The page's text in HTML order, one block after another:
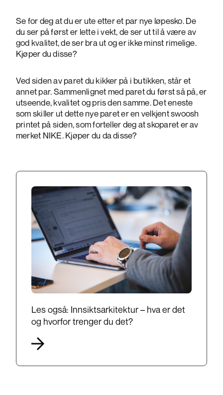
Se for deg at du er ute etter et par nye løpesko. De
du ser på først er lette i vekt, de ser ut til å være av
god kvalitet, de ser bra ut og er ikke minst rimelige.
Kjøper du disse?
Ved siden av paret du kikker på i butikken, står et
annet par. Sammenlignet med paret du først så på, er
utseende, kvalitet og pris den samme. Det eneste
som skiller ut dette nye paret er en velkjent swoosh
printet på siden, som forteller deg at skoparet er av
merket NIKE. Kjøper du da disse?
Les også: Innsiktsarkitektur – hva er det
og hvorfor trenger du det?